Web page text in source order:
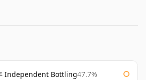
Independent Bottling47.7%